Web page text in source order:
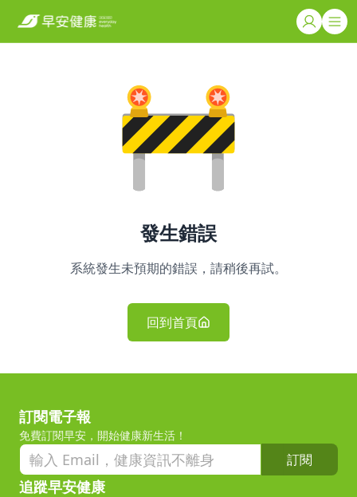
發生錯誤
系統發生未預期的錯誤，請稍後再試。
回到首頁
訂閱電子報
免費訂閱早安，開始健康新生活！
訂閱
追蹤早安健康